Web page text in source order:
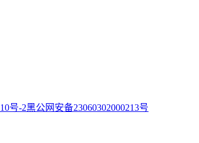
号-2黑公网安备23060302000213号